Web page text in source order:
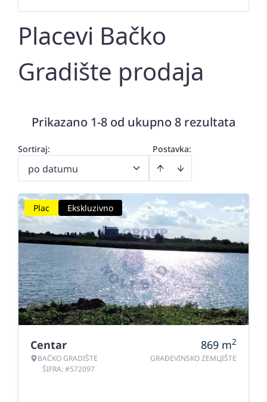
Placevi Bačko
Gradište prodaja
Prikazano 1-8 od ukupno 8 rezultata
Postavka:
Sortiraj:
po datumu
Plac Ekskluzivno
Centar
BAČKO GRADIŠTE
ŠIFRA: #572097
869 m2
GRAĐEVINSKO ZEMLJIŠTE